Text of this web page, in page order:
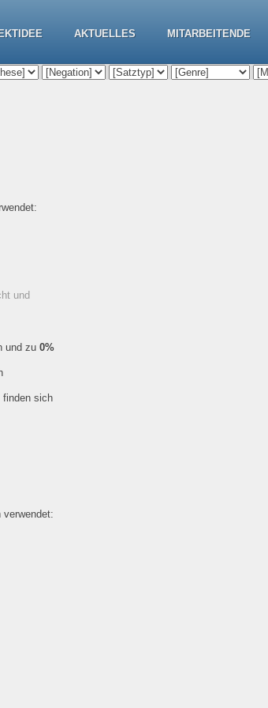
AKTUELLES MITARBEITENDE
und
und zu 0%
finden sich
verwendet: